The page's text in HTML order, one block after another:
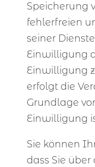
Speicherung
fehlerfreien
seiner
Einwilligung
Einwilligung
erfolgt die
Grundlage
Einwilligung
Sie können
dass Sie über